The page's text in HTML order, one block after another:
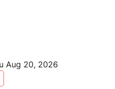
Aug 20, 2026